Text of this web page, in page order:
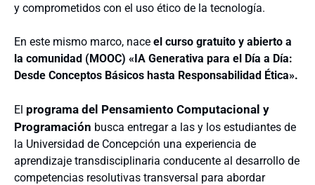
y comprometidos con el uso ético de la tecnología.
En este mismo marco, nace el curso gratuito y abierto a
la comunidad (MOOC) «IA Generativa para el Día a Día:
Desde Conceptos Básicos hasta Responsabilidad Ética».
El programa del Pensamiento Computacional y
Programación busca entregar a las y los estudiantes de
la Universidad de Concepción una experiencia de
aprendizaje transdisciplinaria conducente al desarrollo de
competencias resolutivas transversal para abordar